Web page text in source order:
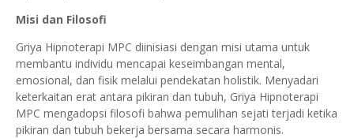
Misi dan Filosofi
Griya Hipnoterapi MPC diinisiasi dengan misi utama untuk
membantu individu mencapai keseimbangan mental,
emosional, dan fisik melalui pendekatan holistik. Menyadari
keterkaitan erat antara pikiran dan tubuh, Griya Hipnoterapi
MPC mengadopsi filosofi bahwa pemulihan sejati terjadi ketika
pikiran dan tubuh bekerja bersama secara harmonis.